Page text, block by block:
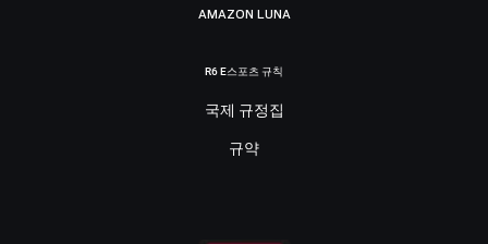
AMAZON LUNA
R6 E스포츠 규칙
국제 규정집
규약